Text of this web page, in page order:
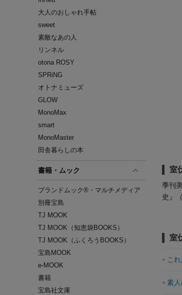
大人のおしゃれ手帖
sweet
素敵なあの人
リンネル
otona ROSY
SPRiNG
オトナミューズ
GLOW
MonoMax
smart
MonoMaster
田舎暮らしの本
書籍・ムック
ブランドムック®・マルチメディア
別冊宝島
TJ MOOK
TJ MOOK（知恵袋BOOKS）
TJ MOOK（ふくろうBOOKS）
宝島MOOK
e-MOOK
書籍
宝島社文庫
室
季刊
史』
室
こ
素